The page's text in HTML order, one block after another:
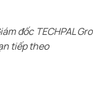
đốc TECHPAL
tiếp theo